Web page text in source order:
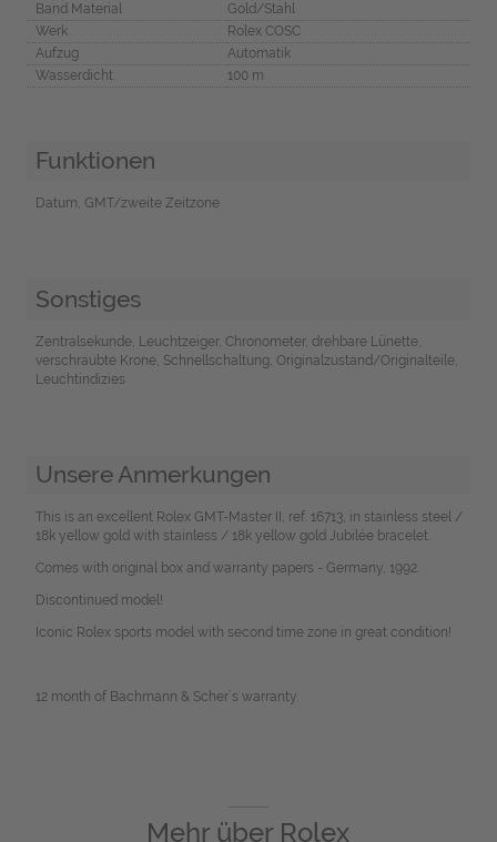
Band Material
Gold/Stahl
Werk
Rolex COSC
Aufzug
Automatik
Wasserdicht
100 m
Funktionen
Datum, GMT/zweite Zeitzone
Sonstiges
Zentralsekunde, Leuchtzeiger, Chronometer, drehbare Lünette,
verschraubte Krone, Schnellschaltung, Originalzustand/Originalteile,
Leuchtindizies
Unsere Anmerkungen
This is an excellent Rolex GMT-Master II, ref. 16713, in stainless steel /
18k yellow gold with stainless / 18k yellow gold Jubilée bracelet.
Comes with original box and warranty papers - Germany, 1992.
Discontinued model!
Iconic Rolex sports model with second time zone in great condition!
12 month of Bachmann & Scher´s warranty.
Mehr über Rolex